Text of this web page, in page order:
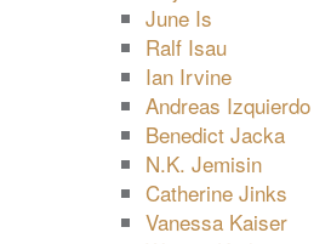
June Is
Ralf Isau
Ian Irvine
Andreas Izquierdo
Benedict Jacka
N.K. Jemisin
Catherine Jinks
Vanessa Kaiser